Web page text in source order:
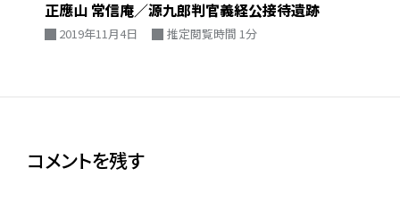
正應山 常信庵／源九郎判官義経公接待遺跡
2019年11月4日 推定閲覧時間 1分
コメントを残す